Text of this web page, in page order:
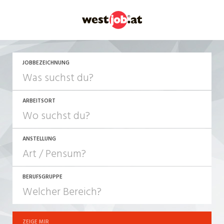
JOBBEZEICHNUNG
ARBEITSORT
ANSTELLUNG
JOB-TYP
Festanstellung
BERUFSGRUPPE
ZEIGE MIR